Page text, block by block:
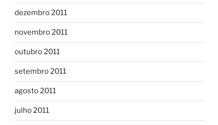
dezembro 2011
novembro 2011
outubro 2011
setembro 2011
agosto 2011
julho 2011